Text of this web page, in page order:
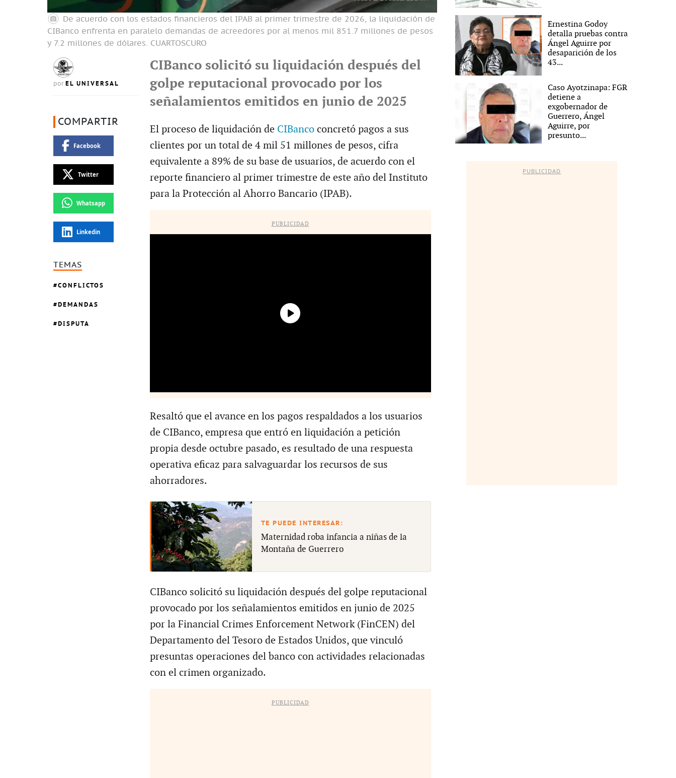
De acuerdo con los estados financieros del IPAB al primer trimestre de 2026, la liquidación de
CIBanco enfrenta en paralelo demandas de acreedores por al menos mil 851.7 millones de pesos
y 7.2 millones de dólares. CUARTOSCURO
por EL UNIVERSAL
COMPARTIR
Facebook
Twitter
Whatsapp
Linkedin
TEMAS
CONFLICTOS
DEMANDAS
DISPUTA
CIBanco solicitó su liquidación después del
golpe reputacional provocado por los
señalamientos emitidos en junio de 2025
El proceso de liquidación de CIBanco concretó pagos a sus
clientes por un total de 4 mil 51 millones de pesos, cifra
equivalente a 89% de su base de usuarios, de acuerdo con el
reporte financiero al primer trimestre de este año del Instituto
para la Protección al Ahorro Bancario (IPAB).
PUBLICIDAD
Resaltó que el avance en los pagos respaldados a los usuarios
de CIBanco, empresa que entró en liquidación a petición
propia desde octubre pasado, es resultado de una respuesta
operativa eficaz para salvaguardar los recursos de sus
ahorradores.
Maternidad roba infancia a niñas de la
Montaña de Guerrero
CIBanco solicitó su liquidación después del golpe reputacional
provocado por los señalamientos emitidos en junio de 2025
por la Financial Crimes Enforcement Network (FinCEN) del
Departamento del Tesoro de Estados Unidos, que vinculó
presuntas operaciones del banco con actividades relacionadas
con el crimen organizado.
PUBLICIDAD
Ernestina Godoy
detalla pruebas contra
Ángel Aguirre por
desaparición de los
43...
Caso Ayotzinapa: FGR
detiene a
exgobernador de
Guerrero, Ángel
Aguirre, por
presunto...
PUBLICIDAD